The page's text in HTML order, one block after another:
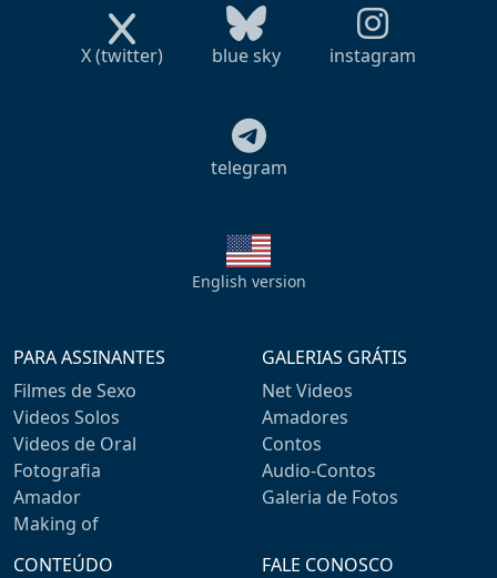
X (twitter) blue sky instagram
telegram
English version
PARA ASSINANTES
Filmes de Sexo
Videos Solos
Videos de Oral
Fotografia
Amador
Making of
GALERIAS GRÁTIS
Net Videos
Amadores
Contos
Audio-Contos
Galeria de Fotos
CONTEÚDO
FALE CONOSCO